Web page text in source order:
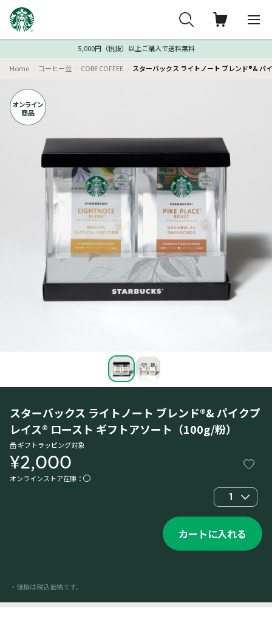
5,000円（税抜）以上ご購入で送料無料
Home コーヒー豆 CORE COFFEE スターバックス ライトノート ブレンド®& パ
オンライン
商品
スターバックス ライトノート ブレンド®& パイクプ
レイス® ロースト ギフトアソート（100g/粉）
ギフトラッピング対象
¥2,000
オンラインストア在庫：
1
カートに入れる
・価格は税込価格です。